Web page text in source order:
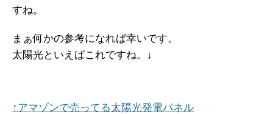
すね。
まぁ何かの参考になれば幸いです。
太陽光といえばこれですね。↓
↑アマゾンで売ってる太陽光発電パネル